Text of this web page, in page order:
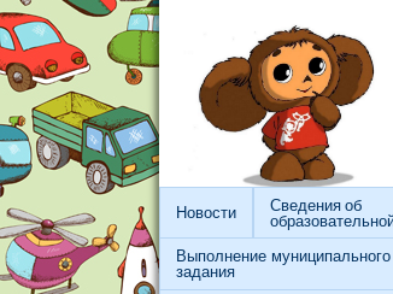
Перейти к основному содержанию
Skip to search
Новости
Сведения об
Выполнение муниципального
задания